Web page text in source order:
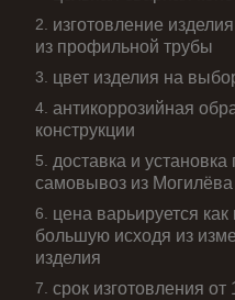
изготовление
из профильной трубы
цвет изделия на
антикоррозийная
конструкции
доставка и
самовывоз из Могилёва
цена варьируется
большую исходя из
изделия
срок изготовления